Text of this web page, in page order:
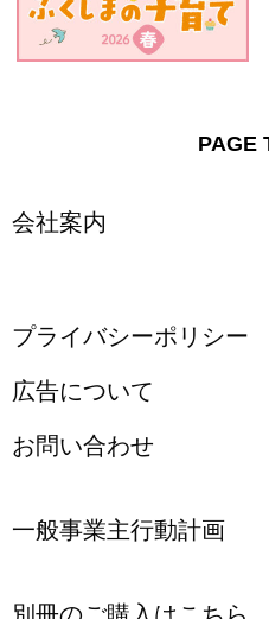
PAGE
会社案内
プライバシーポリシー
広告について
お問い合わせ
一般事業主行動計画